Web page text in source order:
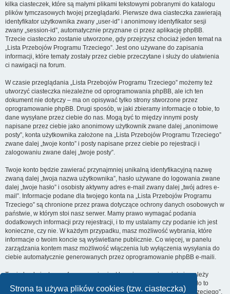
Strona ta używa plików cookies (tzw. ciasteczka)
kilka ciasteczek, które są małymi plikami tekstowymi pobranymi do katalogu
plików tymczasowych twojej przeglądarki. Pierwsze dwa ciasteczka zawierają
identyfikator użytkownika zwany „user-id” i anonimowy identyfikator sesji
zwany „session-id”, automatycznie przyznane ci przez aplikację phpBB.
Trzecie ciasteczko zostanie utworzone, gdy przejrzysz chociaż jeden temat na
„Lista Przebojów Programu Trzeciego”. Jest ono używane do zapisania
informacji, które tematy zostały przez ciebie przeczytane i służy do ułatwienia
ci nawigacji na forum.
W czasie przeglądania „Lista Przebojów Programu Trzeciego” możemy też
utworzyć ciasteczka niezależne od oprogramowania phpBB, ale ich ten
dokument nie dotyczy – ma on opisywać tylko strony stworzone przez
oprogramowanie phpBB. Drugi sposób, w jaki zbieramy informacje o tobie, to
dane wysyłane przez ciebie do nas. Mogą być to między innymi posty
napisane przez ciebie jako anonimowy użytkownik zwane dalej „anonimowe
posty”, konta użytkownika założone na „Lista Przebojów Programu Trzeciego”
zwane dalej „twoje konto” i posty napisane przez ciebie po rejestracji i
zalogowaniu zwane dalej „twoje posty”.
Twoje konto będzie zawierać przynajmniej unikalną identyfikacyjną nazwę
zwaną dalej „twoja nazwa użytkownika”, hasło używane do logowania zwane
dalej „twoje hasło” i osobisty aktywny adres e-mail zwany dalej „twój adres e-
mail”. Informacje podane dla twojego konta na „Lista Przebojów Programu
Trzeciego” są chronione przez prawa dotyczące ochrony danych osobowych w
państwie, w którym stoi nasz serwer. Mamy prawo wymagać podania
dodatkowych informacji przy rejestracji, i to my ustalamy czy podanie ich jest
konieczne, czy nie. W każdym przypadku, masz możliwość wybrania, które
informacje o twoim koncie są wyświetlane publicznie. Co więcej, w panelu
zarządzania kontem masz możliwość włączenia lub wyłączenia wysyłania do
ciebie automatycznie generowanych przez oprogramowanie phpBB e-maili.
Twoje hasło jest zaszyfrowane, więc jest bezpieczne, niemniej nie należy
używać tego samego hasła na różnych witrynach internetowych. Hasło to
umożliwia dostęp do twojego konta na „Lista Przebojów Programu Trzeciego”,